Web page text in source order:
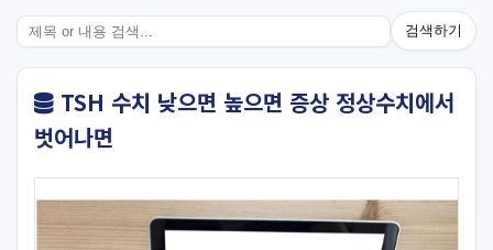
검색하기
TSH 수치 낮으면 높으면 증상 정상수치에서
벗어나면